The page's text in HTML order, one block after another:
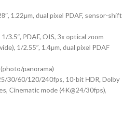
1.22µm, dual pixel PDAF, sensor-shift
3.5″, PDAF, OIS, 3x optical zoom
1/2.55″, 1.4µm, dual pixel PDAF
panorama)
30/60/120/240fps, 10-bit HDR, Dolby
Cinematic mode (4K@24/30fps),